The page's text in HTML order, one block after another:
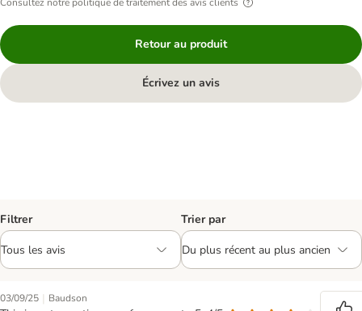
Retour au produit
Écrivez un avis
Filtrer Trier par
03/09/25 | Baudson